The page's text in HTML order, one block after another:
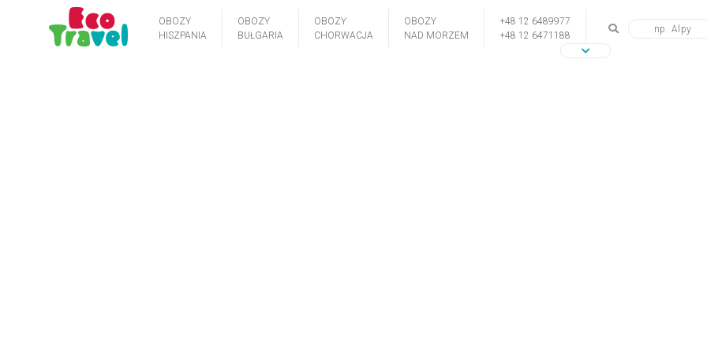
OBOZY
HISZPANIA
OBOZY
BUŁGARIA
OBOZY
CHORWACJA
OBOZY
NAD MORZEM
+48 12 6489977
+48 12 6471188